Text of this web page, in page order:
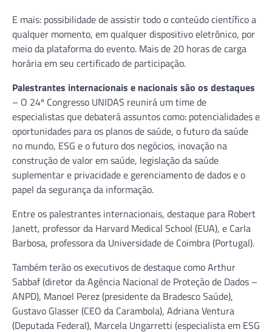
E mais: possibilidade de assistir todo o conteúdo científico a
qualquer momento, em qualquer dispositivo eletrônico, por
meio da plataforma do evento. Mais de 20 horas de carga
horária em seu certificado de participação.
Palestrantes internacionais e nacionais são os destaques
– O 24º Congresso UNIDAS reunirá um time de
especialistas que debaterá assuntos como: potencialidades e
oportunidades para os planos de saúde, o futuro da saúde
no mundo, ESG e o futuro dos negócios, inovação na
construção de valor em saúde, legislação da saúde
suplementar e privacidade e gerenciamento de dados e o
papel da segurança da informação.
Entre os palestrantes internacionais, destaque para Robert
Janett, professor da Harvard Medical School (EUA), e Carla
Barbosa, professora da Universidade de Coimbra (Portugal).
Também terão os executivos de destaque como Arthur
Sabbaf (diretor da Agência Nacional de Proteção de Dados –
ANPD), Manoel Perez (presidente da Bradesco Saúde),
Gustavo Glasser (CEO da Carambola), Adriana Ventura
(Deputada Federal), Marcela Ungarretti (especialista em ESG